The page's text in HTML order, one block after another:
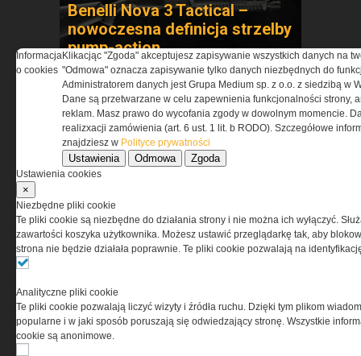
Benelli Nova 3 Tactical –
nowoczesna definicja strzelby
pump-action
rynek. Obuwie tworzone z
jednostkami specjalnymi
ADMINISTRATOR24.INFO
Betonowe donice do ogrodów, na
Informacja
o cookies
Klikacjąc "Zgoda" akceptujesz zapisywanie wszystkich danych na
"Odmowa" oznacza zapisywanie tylko danych niezbędnych do
Administratorem danych jest Grupa Medium sp. z o.o. z siedzibą w
Dane są przetwarzane w celu zapewnienia funkcjonalności strony,
reklam. Masz prawo do wycofania zgody w dowolnym momencie.
realizxacji zamówienia (art. 6 ust. 1 lit. b RODO). Szczegółowe
znajdziesz w Polityce prywatności
Ustawienia Odmowa Zgoda
Ustawienia cookies
×
Niezbędne pliki cookie
Te pliki cookie są niezbędne do działania strony i nie można ich wyłączyć.
zawartości koszyka użytkownika. Możesz ustawić przeglądarkę tak, aby
strona nie będzie działała poprawnie. Te pliki cookie pozwalają na
Analityczne pliki cookie
Te pliki cookie pozwalają liczyć wizyty i źródła ruchu. Dzięki tym plikom
popularne i w jaki sposób poruszają się odwiedzający stronę. Wszystkie
cookie są anonimowe.